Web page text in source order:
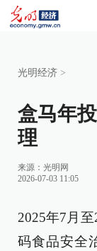
光明经济 >
盒马年
理
来源： 光明网
2026-07-03 11:05
2025年7月
码食品安全